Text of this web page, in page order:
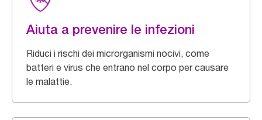
Aiuta a prevenire le infezioni
Riduci i rischi dei microrganismi nocivi, come
batteri e virus che entrano nel corpo per causare
le malattie.